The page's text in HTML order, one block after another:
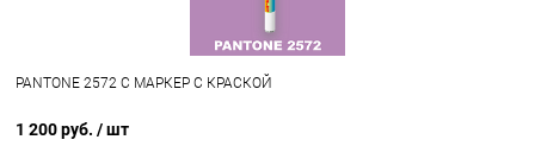
PANTONE 2572 C МАРКЕР С КРАСКОЙ
1 200 руб. / шт